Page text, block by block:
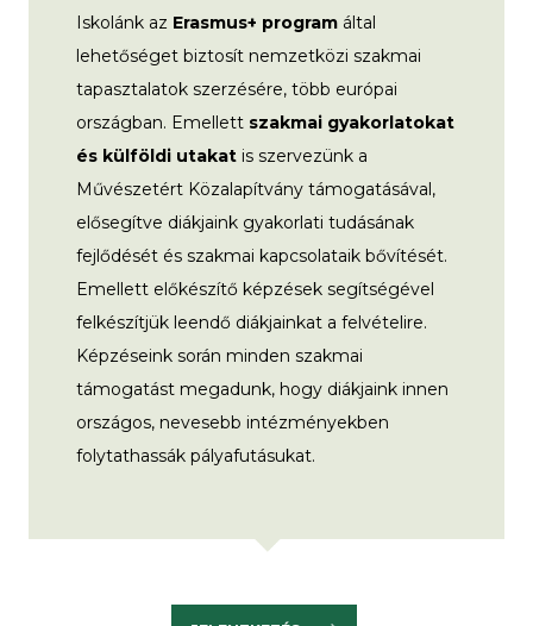
Iskolánk az Erasmus+ program által
lehetőséget biztosít nemzetközi szakmai
tapasztalatok szerzésére, több európai
országban. Emellett szakmai gyakorlatokat
és külföldi utakat is szervezünk a
Művészetért Közalapítvány támogatásával,
elősegítve diákjaink gyakorlati tudásának
fejlődését és szakmai kapcsolataik bővítését.
Emellett előkészítő képzések segítségével
felkészítjük leendő diákjainkat a felvételire.
Képzéseink során minden szakmai
támogatást megadunk, hogy diákjaink innen
országos, nevesebb intézményekben
folytathassák pályafutásukat.